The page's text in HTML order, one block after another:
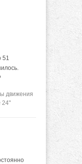
51
движения
24"